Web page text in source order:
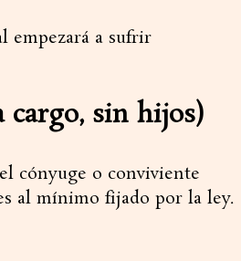
empezará a sufrir
cargo, sin hijos)
cónyuge o conviviente
al mínimo fijado por la ley.